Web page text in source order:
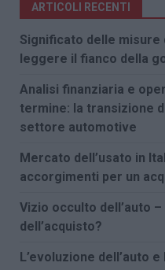
ARTICOLI RECENTI
Significato delle misure
leggere il fianco della
Analisi finanziaria e
termine: la transizione
settore automotive
Mercato dell’usato in
accorgimenti per un
Vizio occulto dell’auto
dell’acquisto?
L’evoluzione dell’auto